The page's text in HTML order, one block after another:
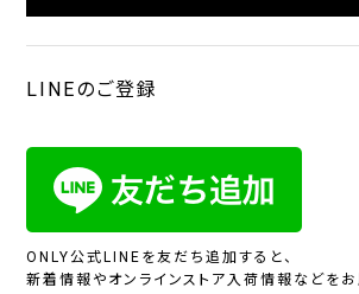
LINEのご登録
ONLY公式LINEを友だち追加すると、
新着情報やオンラインストア入荷情報などをお